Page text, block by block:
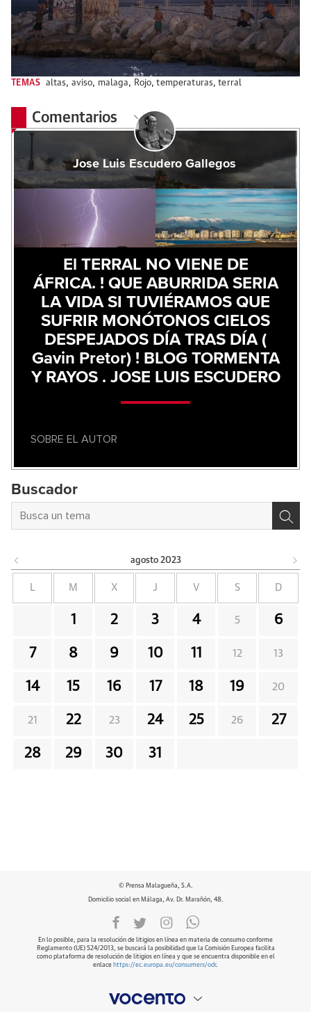
TEMAS altas, aviso, malaga, Rojo,temperaturas,terral
Comentarios
Jose Luis Escudero Gallegos
El TERRAL NO VIENE DE
ÁFRICA. ! QUE ABURRIDA SERIA
LA VIDA SI TUVIÉRAMOS QUE
SUFRIR MONÓTONOS CIELOS
DESPEJADOS DÍA TRAS DÍA (
Gavin Pretor) ! BLOG TORMENTA
Y RAYOS . JOSE LUIS ESCUDERO
SOBRE EL AUTOR
Buscador
agosto 2023
L M X J V S D
1 2 3 4 5 6
7 8 9 10 11 12 13
14 15 16 17 18 19 20
21 22 23 24 25 26 27
28 29 30 31
© Prensa Malagueña, S.A.
Domicilio social en Málaga, Av. Dr. Marañón, 48.
En lo posible, para la resolución de litigios en línea en materia de consumo conforme
Reglamento (UE) 524/2013, se buscará la posibilidad que la Comisión Europea facilita
como plataforma de resolución de litigios en línea y que se encuentra disponible en el
enlace https://ec.europa.eu/consumers/odr.